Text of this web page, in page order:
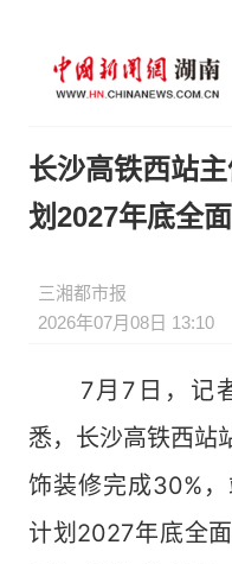
长沙高铁西站
划2027年底全
三湘都市报
2026年07月08日 13:10
7月7日，记者
悉，长沙高铁西站
饰装修完成30%
计划2027年底全